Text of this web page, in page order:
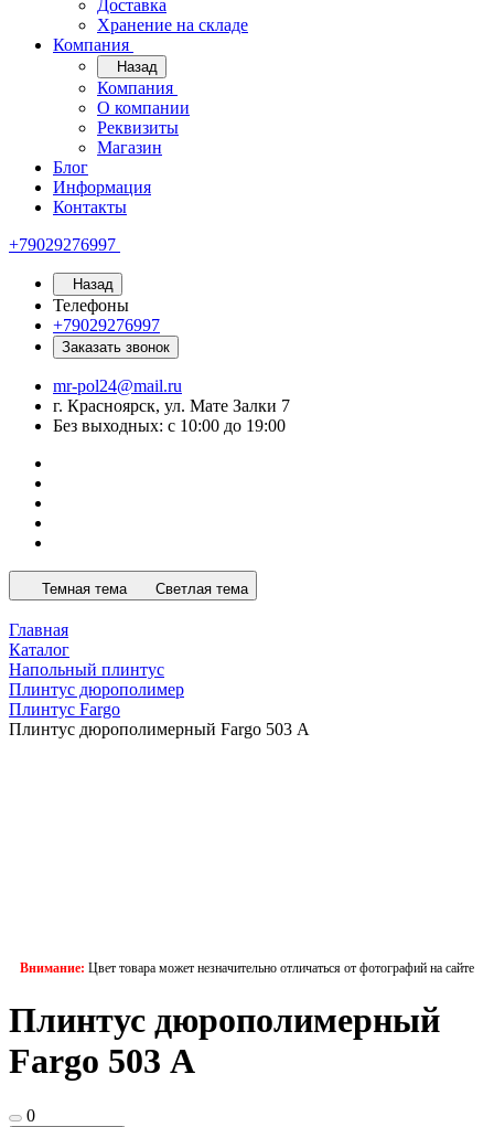
Доставка
Хранение на складе
Компания
Назад
Компания
О компании
Реквизиты
Магазин
Блог
Информация
Контакты
+79029276997
Назад
Телефоны
+79029276997
Заказать звонок
mr-pol24@mail.ru
г. Красноярск, ул. Мате Залки 7
Без выходных: с 10:00 до 19:00
Темная тема Светлая тема
Главная
Каталог
Напольный плинтус
Плинтус дюрополимер
Плинтус Fargo
Плинтус дюрополимерный Fargo 503 А
Внимание: Цвет товара может незначительно отличаться от фотографий на сайте
Плинтус дюрополимерный
Fargo 503 А
0